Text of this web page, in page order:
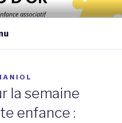
les conditions et la
des parents
la semaine
enfance :